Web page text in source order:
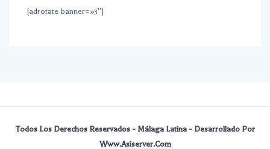
[adrotate banner=»3″]
Todos Los Derechos Reservados - Málaga Latina - Desarrollado Por
Www.asiserver.com